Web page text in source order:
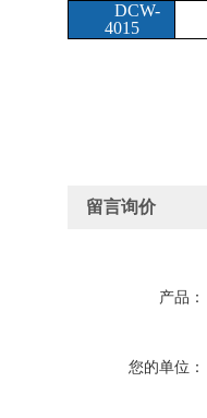
DCW-
4015
留言询价
产品：
您的单位：